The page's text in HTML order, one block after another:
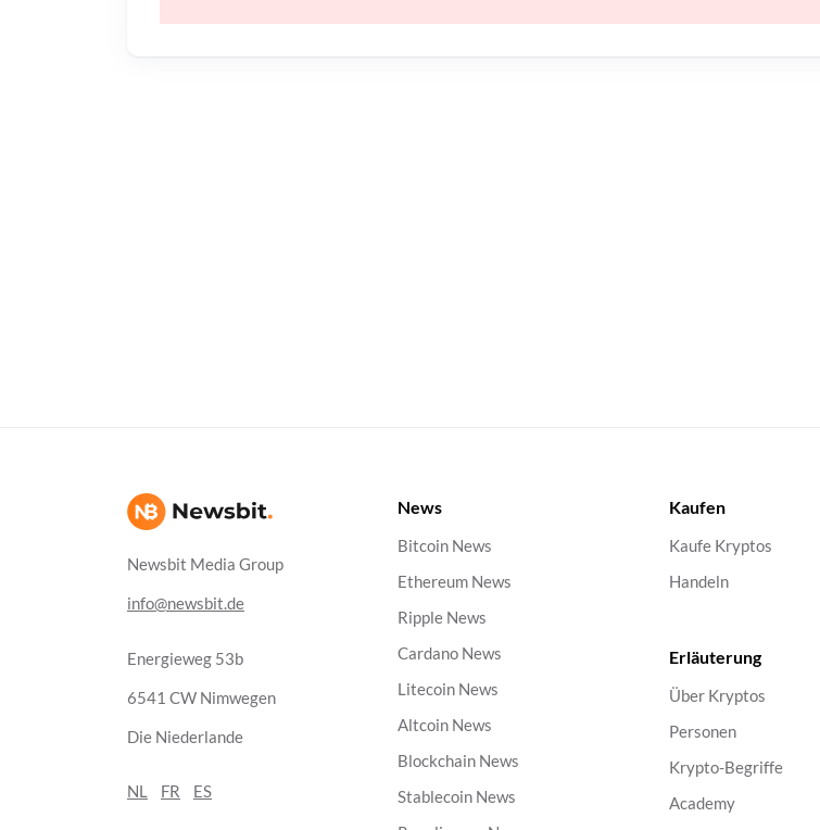
Newsbit Media Group
info@newsbit.de
Energieweg 53b
6541 CW Nimwegen
Die Niederlande
NL FR ES
News
Bitcoin News
Ethereum News
Ripple News
Cardano News
Litecoin News
Altcoin News
Blockchain News
Stablecoin News
Kaufen
Kaufe Kryptos
Handeln
Erläuterung
Über Kryptos
Personen
Krypto-Begriffe
Academy